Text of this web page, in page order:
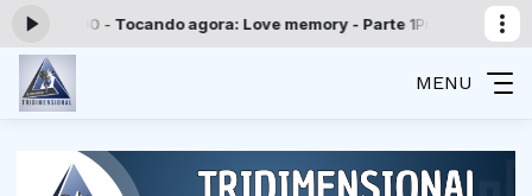
às 00:00 - Tocando agora: Love memory - Parte 1Programação
MENU